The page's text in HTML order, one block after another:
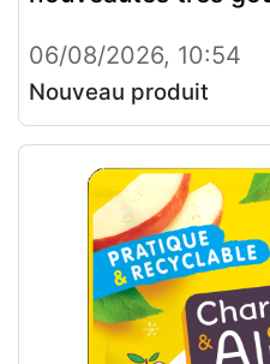
06/08/2026, 10:54
Nouveau produit